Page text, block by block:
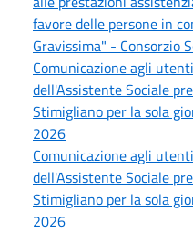
favore delle persone in
Gravissima" - Consorzio
Comunicazione agli
dell'Assistente Sociale
Stimigliano per la sola
2026
Comunicazione agli
dell'Assistente Sociale
Stimigliano per la sola
2026